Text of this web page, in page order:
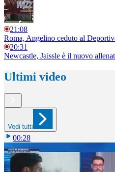
21:08
Roma, Angelino ceduto al
20:31
Newcastle, Jaissle è il nuovo
Ultimi video
Vedi tutti
00:28